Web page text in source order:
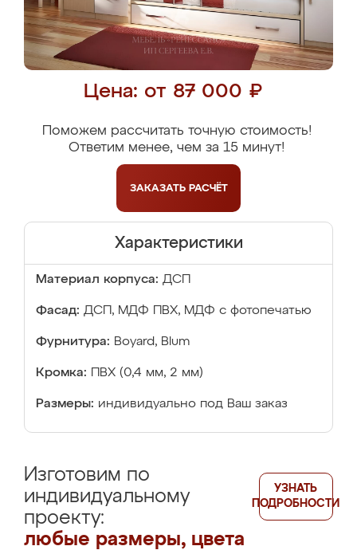
Цена: от 87 000 ₽
Поможем рассчитать точную стоимость!
Ответим менее, чем за 15 минут!
ЗАКАЗАТЬ РАСЧЁТ
Характеристики
Материал корпуса: ДСП
Фасад: ДСП, МДФ ПВХ, МДФ с фотопечатью
Фурнитура: Boyard, Blum
Кромка: ПВХ (0,4 мм, 2 мм)
Размеры: индивидуально под Ваш заказ
Изготовим по
индивидуальному
проекту:
любые размеры, цвета
УЗНАТЬ
ПОДРОБНОСТИ